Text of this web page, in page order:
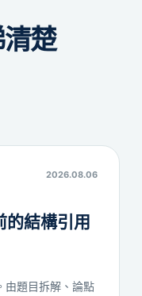
楚
2026.08.06
結構引用
由題目拆解、論點